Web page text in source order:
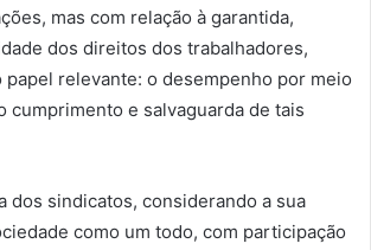
mas com relação à garantida,
dos direitos dos trabalhadores,
relevante: o desempenho por meio
cumprimento e salvaguarda de tais
dos sindicatos, considerando a sua
como um todo, com participação